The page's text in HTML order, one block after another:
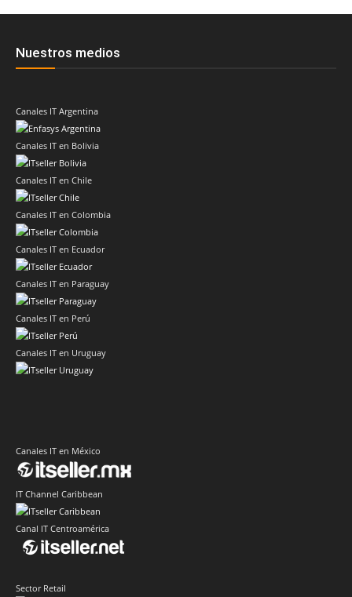
Nuestros medios
Canales IT Argentina
Canales IT en Bolivia
Canales IT en Chile
Canales IT en Colombia
Canales IT en Ecuador
Canales IT en Paraguay
Canales IT en Perú
Canales IT en Uruguay
Canales IT en México
IT Channel Caribbean
Canal IT Centroamérica
Sector Retail